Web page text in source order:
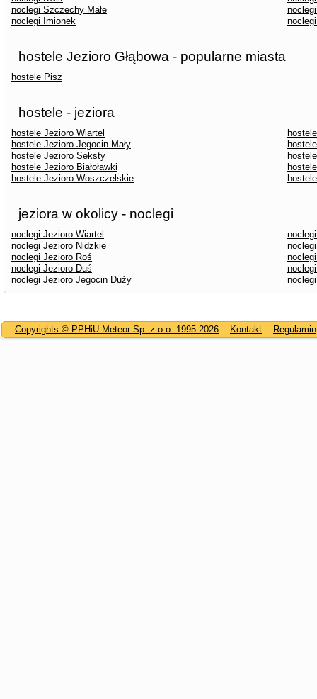
noclegi Szczechy Małe
noclegi Imionek
hostele Jezioro Głąbowa - popularne miasta
hostele Pisz
hostele - jeziora
hostele Jezioro Wiartel
hostele Jezioro Jegocin Mały
hostele Jezioro Seksty
hostele Jezioro Białoławki
hostele Jezioro Woszczelskie
jeziora w okolicy - noclegi
noclegi Jezioro Wiartel
noclegi Jezioro Nidzkie
noclegi Jezioro Roś
noclegi Jezioro Duś
noclegi Jezioro Jegocin Duży
Copyrights © PPHiU Meteor Sp. z o.o. 1995-2026 Kontakt Regulamin